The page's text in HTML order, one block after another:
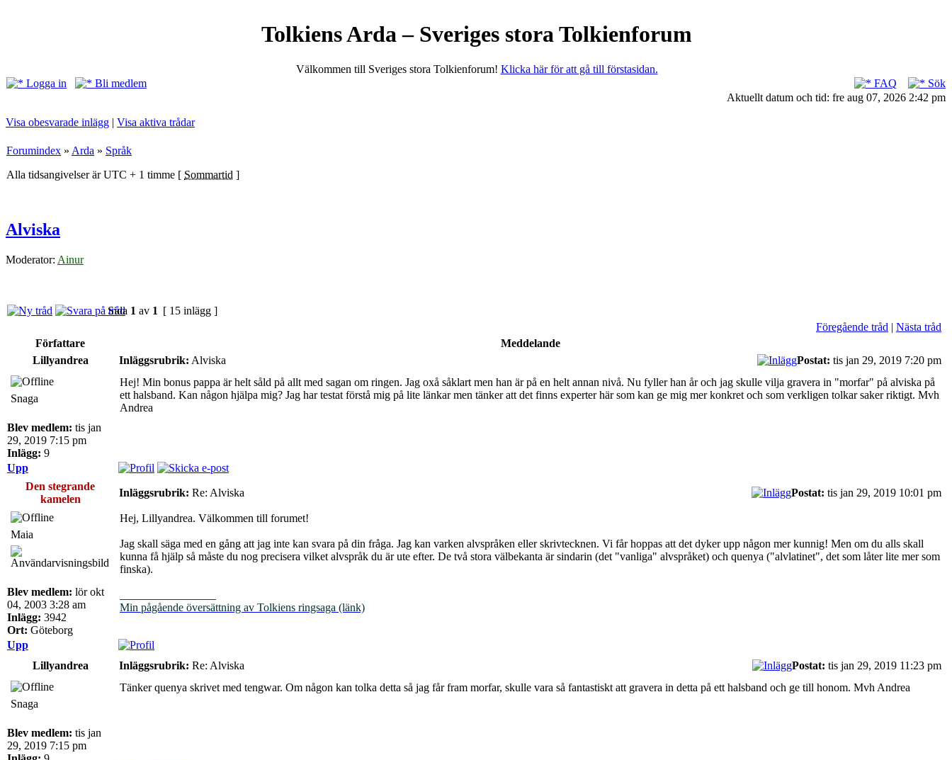
Tolkiens Arda – Sveriges stora Tolkienforum
Välkommen till Sveriges stora Tolkienforum! Klicka här för att gå till förstasidan.
Logga in
Bli medlem FAQ
Sök
Aktuellt datum och tid: fre aug 07, 2026 2:42 pm
Visa obesvarade inlägg | Visa aktiva trådar
Forumindex » Arda » Språk
Alla tidsangivelser är UTC + 1 timme [ Sommartid ]
Alviska
Moderator: Ainur
Sida 1 av 1 [ 15 inlägg ]
Föregående tråd | Nästa tråd
Författare
Meddelande
Lillyandrea
Inläggsrubrik: Alviska Postat: tis jan 29, 2019 7:20 pm
Snaga
Blev medlem: tis jan
29, 2019 7:15 pm
Inlägg: 9
Hej! Min bonus pappa är helt såld på allt med sagan om ringen. Jag oxå såklart men han är på en helt annan nivå. Nu fyller han år och jag skulle vilja gravera in "morfar" på alviska på
ett halsband. Kan någon hjälpa mig? Jag har testat förstå mig på lite länkar men tänker att det finns experter här som kan ge mig mer konkret och som verkligen tolkar saker riktigt. Mvh
Andrea
Upp
Den stegrande
kamelen
Inläggsrubrik: Re: Alviska Postat: tis jan 29, 2019 10:01 pm
Maia
Blev medlem: lör okt
04, 2003 3:28 am
Inlägg: 3942
Ort: Göteborg
Hej, Lillyandrea. Välkommen till forumet!
Jag skall säga med en gång att jag inte kan svara på din fråga. Jag kan varken alvspråken eller skrivtecknen. Vi får hoppas att det dyker upp någon mer kunnig! Men om du alls skall
kunna få hjälp så måste du nog precisera vilket alvspråk du är ute efter. De två stora välbekanta är sindarin (det "vanliga" alvspråket) och quenya ("alvlatinet", det som låter lite mer som
finska).
Min pågående översättning av Tolkiens ringsaga (länk)
Upp
Lillyandrea
Inläggsrubrik: Re: Alviska Postat: tis jan 29, 2019 11:23 pm
Snaga
Blev medlem: tis jan
29, 2019 7:15 pm
Tänker quenya skrivet med tengwar. Om någon kan tolka detta så jag får fram morfar, skulle vara så fantastiskt att gravera in detta på ett halsband och ge till honom. Mvh Andrea